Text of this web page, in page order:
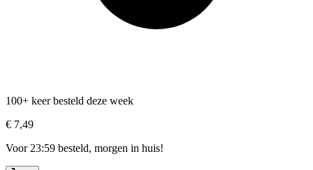
100+ keer besteld deze week
€ 7,49
Voor 23:59 besteld, morgen in huis!